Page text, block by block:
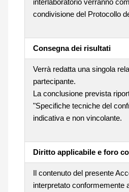
condivisione del Protocollo
Consegna dei risultati
Verrà redatta una singola
partecipante.
La conclusione prevista
"Specifiche tecniche del
indicativa e non vincolante.
Diritto applicabile e foro
Il contenuto del presente
interpretato conformemente